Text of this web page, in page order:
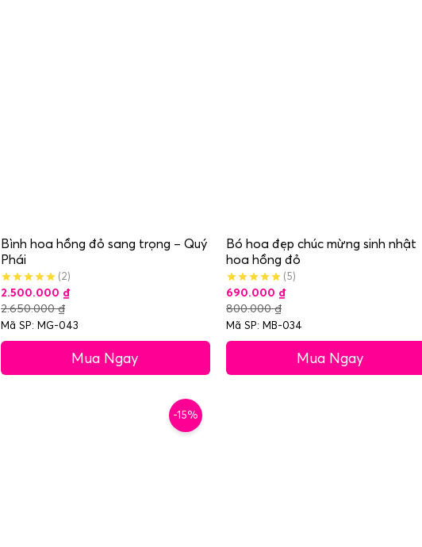
Bình hoa hồng đỏ sang trọng – Quý
Phái
(2)
2.500.000 ₫
2.650.000₫
Mã SP: MG-043
Mua Ngay
Bó hoa đẹp chúc mừng sinh nhật
hoa hồng đỏ
(5)
690.000 ₫
800.000₫
Mã SP: MB-034
Mua Ngay
-15%